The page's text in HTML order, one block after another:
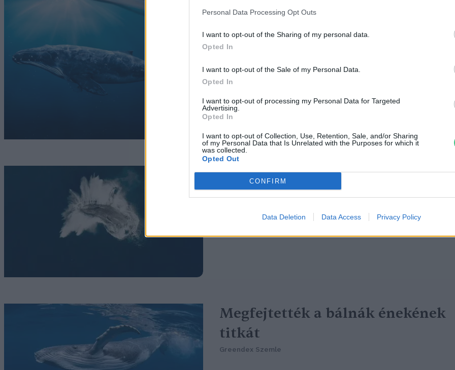
Personal Data Processing Opt Outs
I want to opt-out of the Sharing of my personal data.
Opted In
I want to opt-out of the Sale of my Personal Data.
Opted In
I want to opt-out of processing my Personal Data for Targeted
Advertising.
Opted In
I want to opt-out of Collection, Use, Retention, Sale, and/or Sharing
of my Personal Data that Is Unrelated with the Purposes for which it
was collected.
Opted Out
CONFIRM
Data Deletion Data Access Privacy Policy
menopauzájáról
Tanulhatnánk tőlük, mégis
kizsákmányoljuk őket –
Filmajánló
Megfejtették a bálnák énekének
titkát
Greendex Szemle